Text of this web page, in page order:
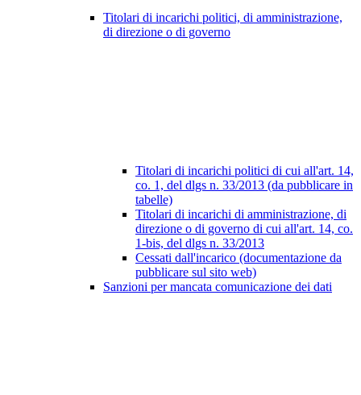
Titolari di incarichi politici, di amministrazione,
di direzione o di governo
Titolari di incarichi politici di cui all'art. 14,
co. 1, del dlgs n. 33/2013 (da pubblicare in
tabelle)
Titolari di incarichi di amministrazione, di
direzione o di governo di cui all'art. 14, co.
1-bis, del dlgs n. 33/2013
Cessati dall'incarico (documentazione da
pubblicare sul sito web)
Sanzioni per mancata comunicazione dei dati